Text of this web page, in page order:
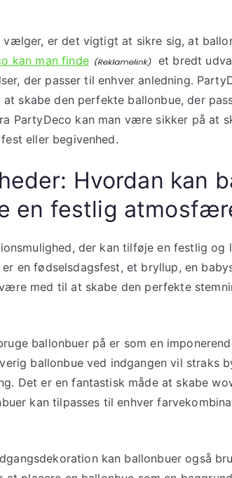
vælger, er det vigtigt at sikre sig, at
kan man finde
et bredt
der passer til enhver anledning.
skabe den perfekte ballonbue, der
PartyDeco kan man være sikker på at
eller begivenhed.
Hvordan kan
en festlig
der kan tilføje en festlig
en fødselsdagsfest, et bryllup, en
med til at skabe den perfekte
ballonbuer på er som en
ballonbue ved indgangen vil straks
Det er en fantastisk måde at skabe
kan tilpasses til enhver
kan ballonbuer også